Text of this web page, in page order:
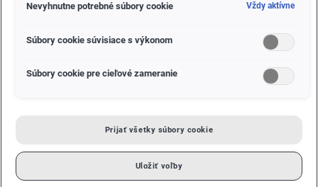
Žiadne počiatočné náklady (bez akontácie) a fixné mesačné
Nevyhnutne potrebné súbory cookie Vždy aktívne
Súbory cookie súvisiace s výkonom
Súbory cookie pre cieľové zameranie
Prijať všetky súbory cookie
Uložiť voľby